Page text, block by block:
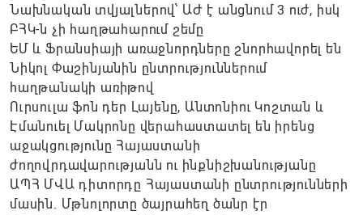
Նախնական տվյալներով՝ ԱԺ է անցնում 3 ուժ, իսկ
ԲՀԿ-ն չի հաղթահարում շեմը
ԵՄ և Ֆրանսիայի առաջնորդները շնորհավորել են
Նիկոլ Փաշինյանին ընտրություններում
հաղթանակի առիթով
Ուրսուլա ֆոն դեր Լայենը, Անտոնիու Կոշտան և
Էմանուել Մակրոնը վերահաստատել են իրենց
աջակցությունը Հայաստանի
ժողովրդավարությանն ու ինքնիշխանությանը
ԱՊՀ ՄՎԱ դիտորդը Հայաստանի ընտրությունների
մասին. Մթնոլորտը ծայրահեղ ծանր էր